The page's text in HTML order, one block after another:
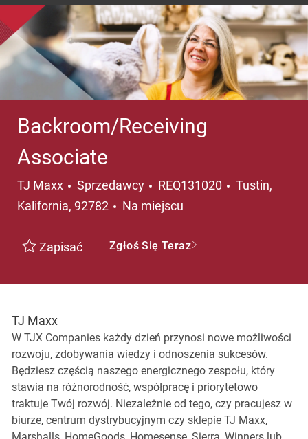
Backroom/Receiving
Associate
TJ Maxx Kategoria
Sprzedawcy REQ131020 Lokalizacja
Tustin,
Kalifornia, 92782
Na miejscu
Zapisać Zgłoś Się Teraz
TJ Maxx
W TJX Companies każdy dzień przynosi nowe możliwości
rozwoju, zdobywania wiedzy i odnoszenia sukcesów.
Będziesz częścią naszego energicznego zespołu, który
stawia na różnorodność, współpracę i priorytetowo
traktuje Twój rozwój. Niezależnie od tego, czy pracujesz w
biurze, centrum dystrybucyjnym czy sklepie TJ Maxx,
Marshalls, HomeGoods, Homesense, Sierra, Winners lub